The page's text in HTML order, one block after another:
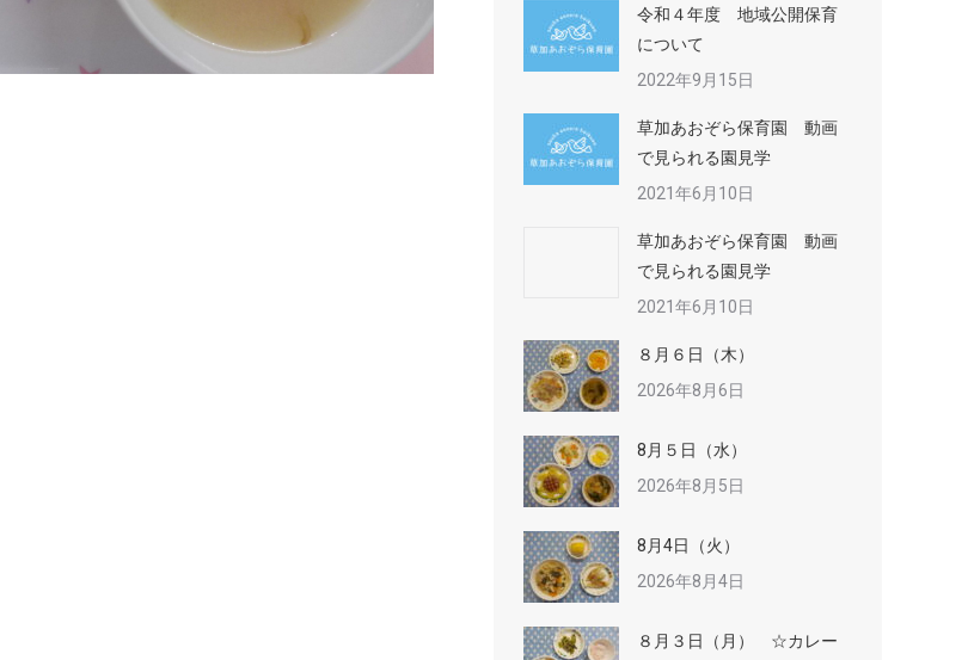
令和４年度 地域公開保育
について
2022年9月15日
草加あおぞら保育園 動画
で見られる園見学
2021年6月10日
草加あおぞら保育園 動画
で見られる園見学
2021年6月10日
８月６日（木）
2026年8月6日
8月５日（水）
2026年8月5日
8月4日（火）
2026年8月4日
８月３日（月） ☆カレー